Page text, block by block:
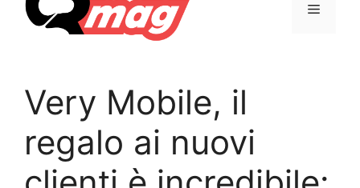
contenuto
Menu
Very Mobile, il
regalo ai nuovi